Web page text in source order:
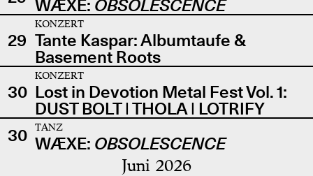
WÆXE: OBSOLESCENCE
29
KONZERT
Tante Kaspar: Albumtaufe &
Basement Roots
30
KONZERT
Lost in Devotion Metal Fest Vol. 1:
DUST BOLT | THOLA | LOTRIFY
30
TANZ
WÆXE: OBSOLESCENCE
Juni 2026